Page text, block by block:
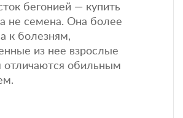
бегонией — купить
а не семена. Она более
к болезням,
из нее взрослые
отличаются обильным